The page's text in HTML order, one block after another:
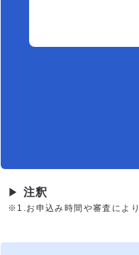
▶ 注釈
※1.お申込み時間や審査によ